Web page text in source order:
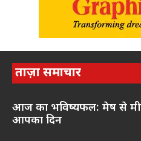
ताज़ा समाचार
आज का भविष्यफल: मेष से
आपका दिन